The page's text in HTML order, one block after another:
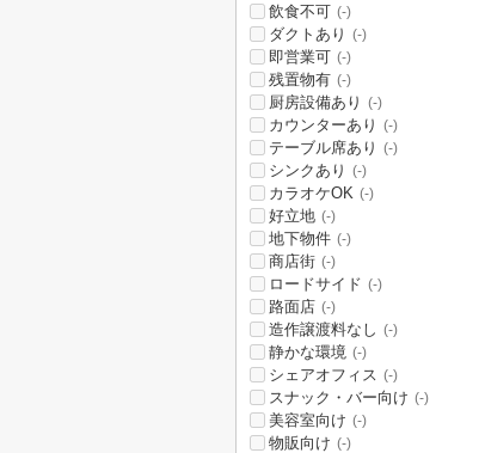
飲食不可 (-)
ダクトあり (-)
即営業可 (-)
残置物有 (-)
厨房設備あり (-)
カウンターあり (-)
テーブル席あり (-)
シンクあり (-)
カラオケOK (-)
好立地 (-)
地下物件 (-)
商店街 (-)
ロードサイド (-)
路面店 (-)
造作譲渡料なし (-)
静かな環境 (-)
シェアオフィス (-)
スナック・バー向け (-)
美容室向け (-)
物販向け (-)